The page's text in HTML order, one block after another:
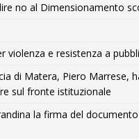
no al Dimensionamento
violenza e resistenza a
di Matera, Piero Marrese,
sul fronte istituzionale
la firma del